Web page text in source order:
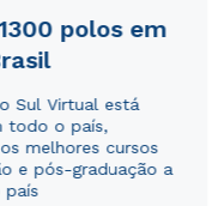
polos em
Sul Virtual está
todo o país,
melhores cursos
e pós-graduação a
país